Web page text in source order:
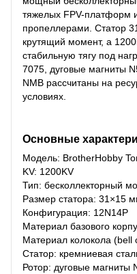
тяжелых FPV-платформ
пропеллерами. Статор
крутящий момент, а
стабильную тягу под
7075, дуговые магниты
NMB рассчитаны на
условиях.
Основные
Модель: BrotherHobby
KV: 1200KV
Тип: бесколлекторный
Размер статора: 31×15
Конфигурация: 12N14P
Материал базового
Материал колокола (bell
Статор: кремниевая
Ротор: дуговые магниты